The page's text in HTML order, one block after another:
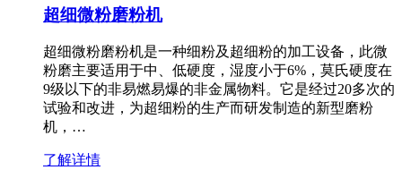
超细微粉磨粉机
超细微粉磨粉机是一种细粉及超细粉的加工设备，此微
粉磨主要适用于中、低硬度，湿度小于6%，莫氏硬度在
9级以下的非易燃易爆的非金属物料。它是经过20多次的
试验和改进，为超细粉的生产而研发制造的新型磨粉
机，…
了解详情